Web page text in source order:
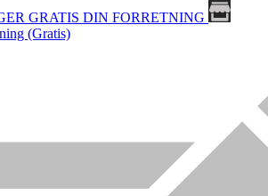
GRATIS DIN FORRETNING
(Gratis)